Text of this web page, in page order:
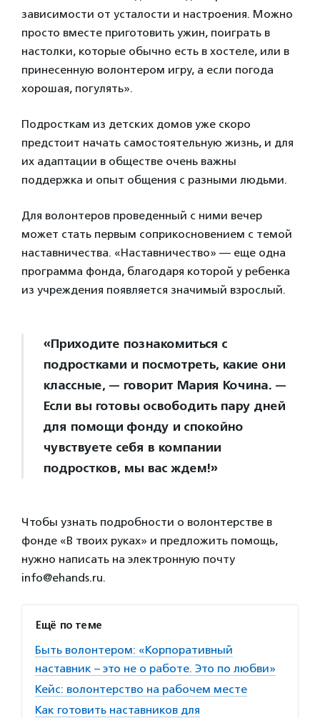
зависимости от усталости и настроения. Можно
просто вместе приготовить ужин, поиграть в
настолки, которые обычно есть в хостеле, или в
принесенную волонтером игру, а если погода
хорошая, погулять».
Подросткам из детских домов уже скоро
предстоит начать самостоятельную жизнь, и для
их адаптации в обществе очень важны
поддержка и опыт общения с разными людьми.
Для волонтеров проведенный с ними вечер
может стать первым соприкосновением с темой
наставничества. «Наставничество» — еще одна
программа фонда, благодаря которой у ребенка
из учреждения появляется значимый взрослый.
«Приходите познакомиться с
подростками и посмотреть, какие они
классные, — говорит Мария Кочина. —
Если вы готовы освободить пару дней
для помощи фонду и спокойно
чувствуете себя в компании
подростков, мы вас ждем!»
Чтобы узнать подробности о волонтерстве в
фонде «В твоих руках» и предложить помощь,
нужно написать на электронную почту
info@ehands.ru.
Ещё по теме
Быть волонтером: «Корпоративный
наставник – это не о работе. Это по любви»
Кейс: волонтерство на рабочем месте
Как готовить наставников для